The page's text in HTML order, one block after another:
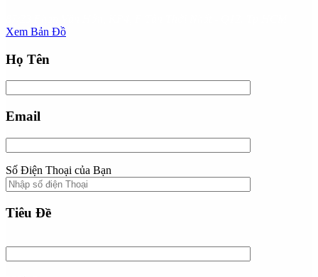
Xem Bản Đồ
Họ Tên
Email
Số Điện Thoại của Bạn
Tiêu Đề